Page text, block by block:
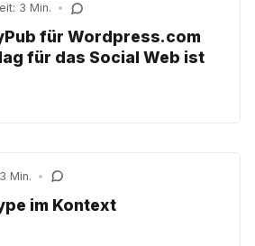
3 Min. •
für Wordpress.com
für das Social Web ist
Min. •
im Kontext